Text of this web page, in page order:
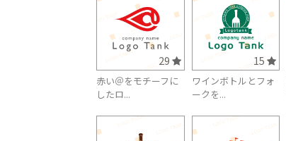
29
赤い＠をモチーフに
したロ...
15
ワインボトルとフォ
ークを...